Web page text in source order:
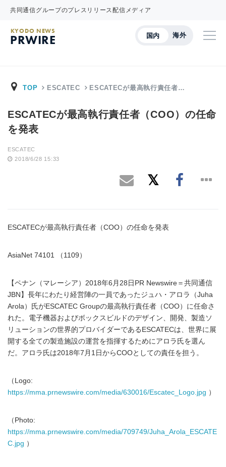
共同通信グループのプレスリリース配信メディア
国内 海外
KYODO NEWS
PRWIRE
TOP ESCATEC ESCATECが最高執行責任者…
ESCATECが最高執行責任者（COO）の任命
を発表
ESCATEC
2018/6/28 15:33
ESCATECが最高執行責任者（COO）の任命を発表
AsiaNet 74101 （1109）
【ペナン（マレーシア）2018年6月28日PR Newswire＝共同通信
JBN】長年にわたり経営陣の一員であったジュハ・アロラ（Juha
Arola）氏がESCATEC Groupの最高執行責任者（COO）に任命さ
れた。電子機器およびボックスビルドのデザイン、開発、製造ソ
リューションの世界的プロバイダーであるESCATECは、世界に展
開する全ての製造施設の運営を指揮するためにアロラ氏を選ん
だ。アロラ氏は2018年7月1日からCOOとしての責任を担う。
（Logo:
https://mma.prnewswire.com/media/630016/Escatec_Logo.jpg ）
（Photo:
https://mma.prnewswire.com/media/709749/Juha_Arola_ESCATE
C.jpg ）